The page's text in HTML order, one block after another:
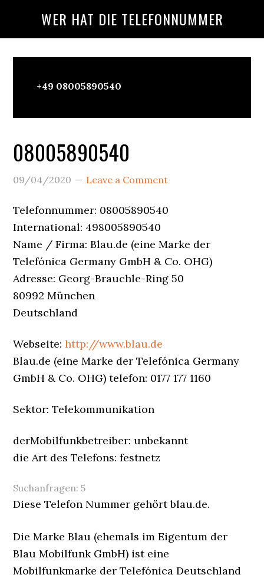
WER HAT DIE TELEFONNUMMER
Wer+49 08005890540
08005890540
09/04/2020 Leave a Comment
Telefonnummer: 08005890540
International: 498005890540
Name / Firma: Blau.de (eine Marke der
Telefónica Germany GmbH & Co. OHG)
Adresse: Georg-Brauchle-Ring 50
80992 München
Deutschland
Webseite:http://www.blau.de
Blau.de (eine Marke der Telefónica Germany
GmbH & Co. OHG) telefon: 0177 177 1160
Sektor: Telekommunikation
derMobilfunkbetreiber: unbekannt
die Art des Telefons: festnetz
Suchanfragen:5
Diese Telefon Nummer gehört blau.de.
Die Marke Blau (ehemals im Eigentum der
Blau Mobilfunk GmbH) ist eine
Mobilfunkmarke der Telefónica Deutschland